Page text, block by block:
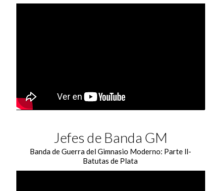
Jefes de Banda GM
Banda de Guerra del Gimnasio Moderno: Parte ll-
Batutas de Plata